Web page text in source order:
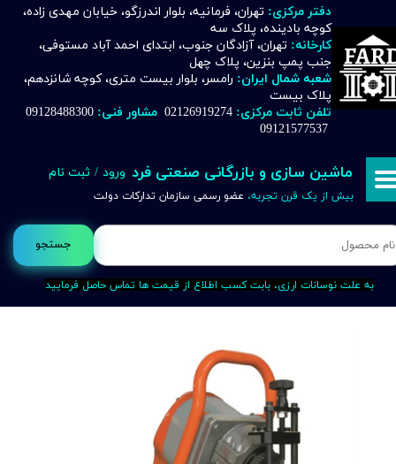
جستجو
دفتر مرکزی: تهران، فرمانیه، بلوار اندرزگو، خیابان مهدی زاده،
کوچه بادینده، پلاک سه
کارخانه: تهران، آزادگان جنوب، ابتدای احمد آباد مستوفی،
جنب پمپ بنزین، پلاک چهل
شعبه شمال ایران: رامسر، بلوار بیست متری، کوچه شانزدهم،
پلاک بیست
تلفن ثابت مرکزی: 02126919274 مشاور فنی:
09121577537
ماشین سازی و بازرگانی صنعتی فرد
بیش از یک قرن تجربه، عضو رسمی سازمان تدارکات دولت
ورود / ثبت نام
حساب کاربری من
تغییر گذر واژه
خروج از حساب کاربری
به علت نوسانات ارزی، بابت کسب اطلاع از قیمت ها تماس حاصل فرمایید